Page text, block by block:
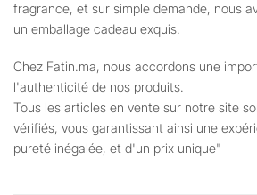
fragrance, et sur simple demande, nous
un emballage cadeau exquis.
Chez Fatin.ma, nous accordons une
l'authenticité de nos produits.
Tous les articles en vente sur notre site
vérifiés, vous garantissant ainsi une
pureté inégalée, et d'un prix unique"